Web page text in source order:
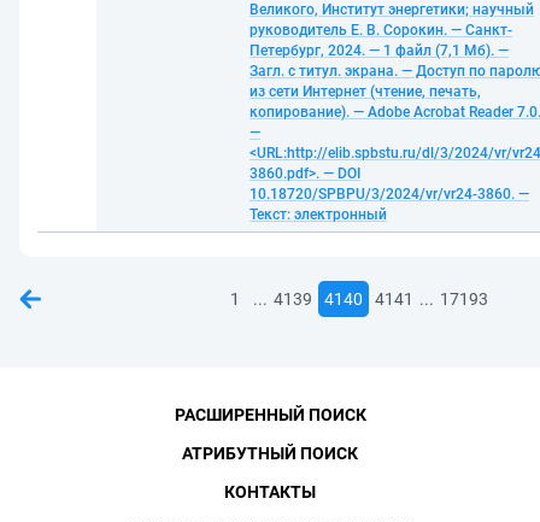
Великого, Институт энергетики; научный
руководитель Е. В. Сорокин. — Санкт-
Петербург, 2024. — 1 файл (7,1 Мб). —
Загл. с титул. экрана. — Доступ по
из сети Интернет (чтение, печать,
копирование). — Adobe Acrobat Reader 7.0.
—
<URL:http://elib.spbstu.ru/dl/3/2024/vr/
3860.pdf>. — DOI
10.18720/SPBPU/3/2024/vr/vr24-3860. —
Текст: электронный
1 ... 4139 4140 4141 ... 17193
РАСШИРЕННЫЙ ПОИСК
АТРИБУТНЫЙ ПОИСК
КОНТАКТЫ